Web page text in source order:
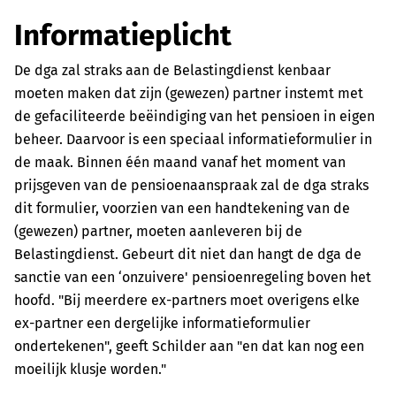
Informatieplicht
De dga zal straks aan de Belastingdienst kenbaar
moeten maken dat zijn (gewezen) partner instemt met
de gefaciliteerde beëindiging van het pensioen in eigen
beheer. Daarvoor is een speciaal informatieformulier in
de maak. Binnen één maand vanaf het moment van
prijsgeven van de pensioenaanspraak zal de dga straks
dit formulier, voorzien van een handtekening van de
(gewezen) partner, moeten aanleveren bij de
Belastingdienst. Gebeurt dit niet dan hangt de dga de
sanctie van een ‘onzuivere' pensioenregeling boven het
hoofd. "Bij meerdere ex-partners moet overigens elke
ex-partner een dergelijke informatieformulier
ondertekenen", geeft Schilder aan "en dat kan nog een
moeilijk klusje worden."